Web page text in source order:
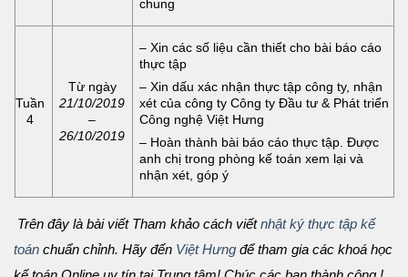
chung
Tuần
4
Từ ngày
21/10/2019
–
26/10/2019
– Xin các số liệu cần thiết cho bài báo cáo
thực tập
– Xin dấu xác nhận thực tập công ty, nhận
xét của công ty Công ty Đầu tư & Phát triển
Công nghệ Việt Hưng
– Hoàn thành bài báo cáo thực tập. Được
anh chị trong phòng kế toán xem lại và
nhận xét, góp ý
Trên đây là bài viết Tham khảo cách viếtnhật ký thực tập kế
toán chuẩn chỉnh. Hãy đến Việt Hưng để tham gia các khoá học